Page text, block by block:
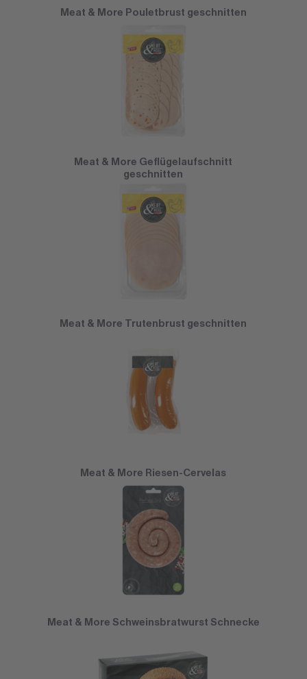
Meat & More Pouletbrust geschnitten
Meat & More Geflügelaufschnitt
geschnitten
Meat & More Trutenbrust geschnitten
Meat & More Riesen-Cervelas
Meat & More Schweinsbratwurst Schnecke